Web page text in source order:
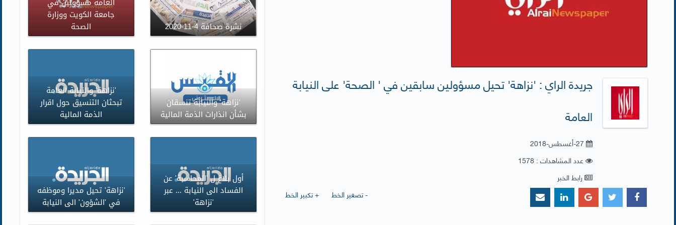
جريدة الراي : 'نزاهة' تحيل مسؤولين سابقين في ' الصحة' على النيابة
العامة
27-أغسطس-2018
عدد المشاهدات : 1578
رابط الخبر
+ تكبير الخط
- تصغير الخط
جامعة الكويت ووزارة
الصحة
نشرة صحافة 4-11-2020
'نزاهة' والنيابة العامة
تبحثان التنسيق حول اقرار
الذمة المالية
'نزاهة' والنيابة تنسقان
بشأن انذارات الذمة المالية
'نزاهة' تحيل مديرا وموظفه
في 'الشؤون' الى النيابة
أول بلاغ ل 'المحاسبة' عن
الفساد الى النيابة ... عبر
'نزاهة'